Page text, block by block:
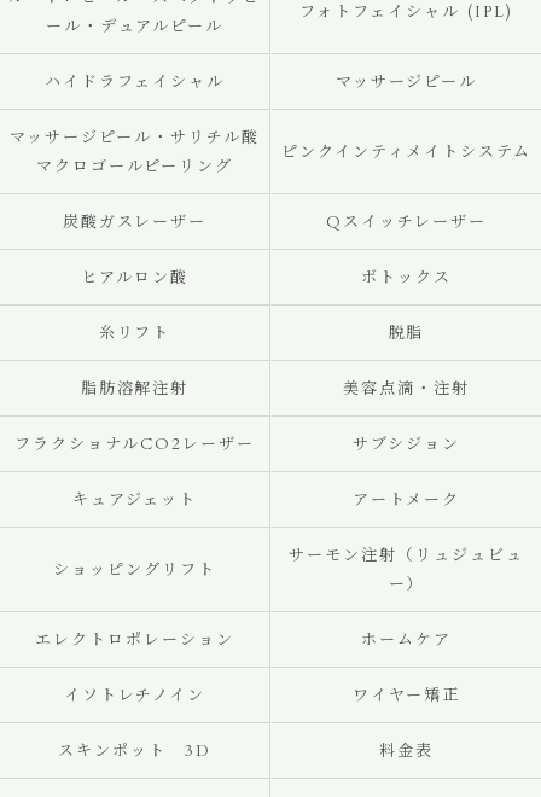
ール・デュアルピール
フォトフェイシャル (IPL)
ハイドラフェイシャル マッサージピール
マッサージピール・サリチル酸
マクロゴールピーリング
ピンクインティメイトシステム
炭酸ガスレーザー Qスイッチレーザー
ヒアルロン酸 ボトックス
糸リフト 脱脂
脂肪溶解注射 美容点滴・注射
フラクショナルCO2レーザー サブシジョン
キュアジェット アートメーク
ショッピングリフト
サーモン注射（リュジュビュ
ー）
エレクトロポレーション ホームケア
イソトレチノイン ワイヤー矯正
スキンポット 3D 料金表